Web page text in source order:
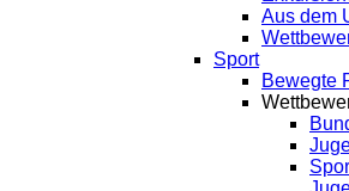
Aus dem
Sport
Bewegte